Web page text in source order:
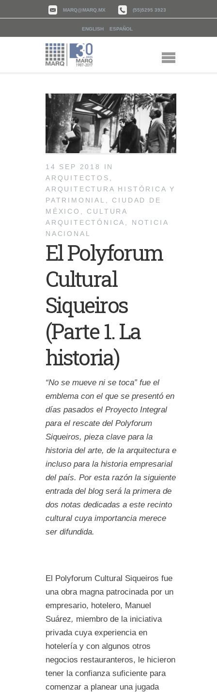
MARQ@MARQ.MX (55)5295 3923
ENGLISH ESPAÑOL
14 SEP 2018 IN
ARQUITECTOS
ARQUITECTURA HISTÓRICA Y
PATRIMONIAL
CIUDAD DE
MÉXICO
CULTURA
ARQUITECTÓNICA
NOTICIA
NACIONAL
El Polyforum
Cultural
Siqueiros
(Parte 1. La
historia)
“No se mueve ni se toca” fue el
emblema con el que se presentó en
días pasados el Proyecto Integral
para el rescate del Polyforum
Siqueiros, pieza clave para la
historia del arte, de la arquitectura e
incluso para la historia empresarial
del país. Por esta razón la siguiente
entrada del blog será la primera de
dos notas dedicadas a este recinto
cultural cuya importancia merece
ser difundida.
El Polyforum Cultural Siqueiros fue
una obra magna patrocinada por un
empresario, hotelero, Manuel
Suárez, miembro de la iniciativa
privada cuya experiencia en
hotelería y con algunos otros
negocios restauranteros, le hicieron
tener la confianza suficiente para
comenzar a planear una jugada